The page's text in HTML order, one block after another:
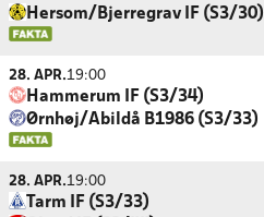
Hersom/Bjerregrav IF (S3/30)
28. APR.19:00
Hammerum IF (S3/34)
Ørnhøj/Abildå B1986 (S3/33)
28. APR.19:00
Tarm IF (S3/33)